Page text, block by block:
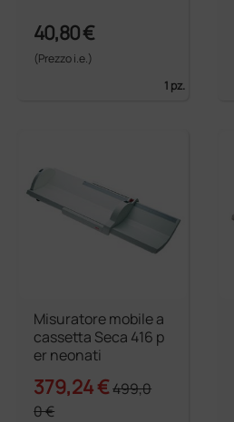
40,80 €
(Prezzo i.e.)
1 pz.
Misuratore mobile a
cassetta Seca 416 p
er neonati
379,24 €499,0
0 €